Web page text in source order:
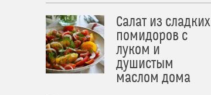
Салат из сладких
помидоров с
луком и
душистым
маслом дома